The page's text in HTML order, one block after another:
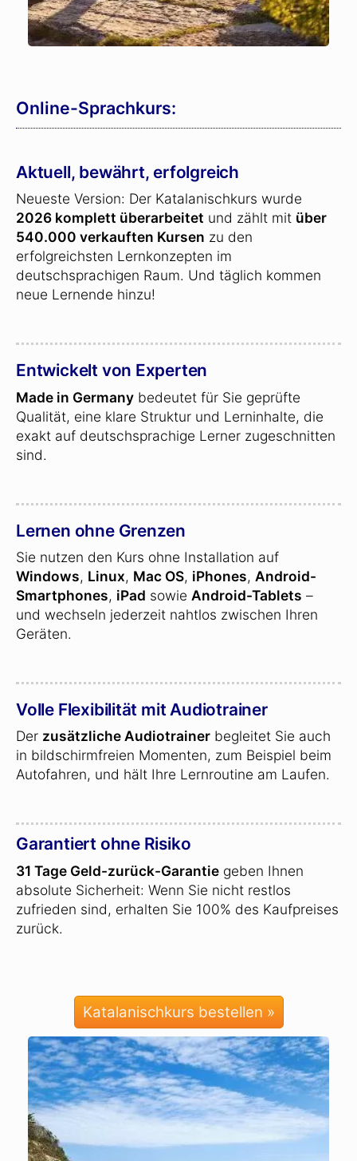
Online-Sprachkurs:
Aktuell, bewährt, erfolgreich
Neueste Version: Der Katalanischkurs wurde
2026 komplett überarbeitet und zählt mit über
540.000 verkauften Kursen zu den
erfolgreichsten Lernkonzepten im
deutschsprachigen Raum. Und täglich kommen
neue Lernende hinzu!
Entwickelt von Experten
Made in Germany bedeutet für Sie geprüfte
Qualität, eine klare Struktur und Lerninhalte, die
exakt auf deutschsprachige Lerner zugeschnitten
sind.
Lernen ohne Grenzen
Sie nutzen den Kurs ohne Installation auf
Windows, Linux, Mac OS, iPhones, Android-
Smartphones, iPad sowie Android-Tablets –
und wechseln jederzeit nahtlos zwischen Ihren
Geräten.
Volle Flexibilität mit Audiotrainer
Der zusätzliche Audiotrainer begleitet Sie auch
in bildschirmfreien Momenten, zum Beispiel beim
Autofahren, und hält Ihre Lernroutine am Laufen.
Garantiert ohne Risiko
31 Tage Geld-zurück-Garantie geben Ihnen
absolute Sicherheit: Wenn Sie nicht restlos
zufrieden sind, erhalten Sie 100% des Kaufpreises
zurück.
Katalanischkurs bestellen »